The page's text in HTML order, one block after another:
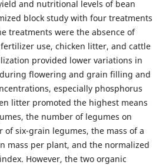
and nutritional levels of bean
block study with four treatments
treatments were the absence of
use, chicken litter, and cattle
provided lower variations in
flowering and grain filling and
especially phosphorus
litter promoted the highest means
the number of legumes on
of six-grain legumes, the mass of a
mass per plant, and the normalized
However, the two organic